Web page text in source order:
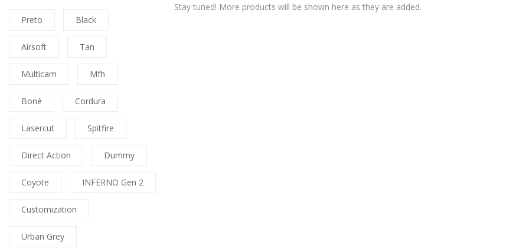
Preto Black
Airsoft Tan
Multicam Mfh
Boné Cordura
Lasercut Spitfire
Direct Action Dummy
Coyote INFERNO Gen 2
Customization
Urban Grey
Stay tuned! More products will be shown here as they are added.